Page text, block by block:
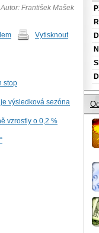
Autor: František Mašek
Vytisknout
stop
výsledková sezóna
vzrostly o 0,2 %